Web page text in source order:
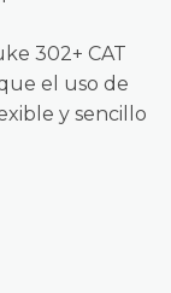
302+ CAT
el uso de
y sencillo